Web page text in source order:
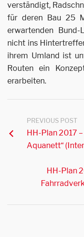
verständigt,
für deren Bau 25
erwartenden
nicht ins
ihrem Umland ist
Routen ein
erarbeiten.
PREVIOUS POST
HH-Plan 2017
Aquanett“
HH-Plan